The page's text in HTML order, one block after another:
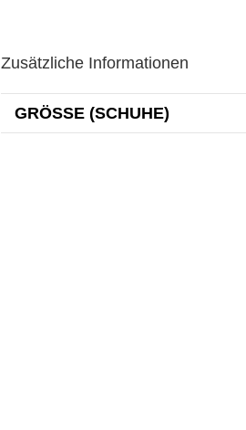
Zusätzliche Informationen
GRÖSSE (SCHUHE)